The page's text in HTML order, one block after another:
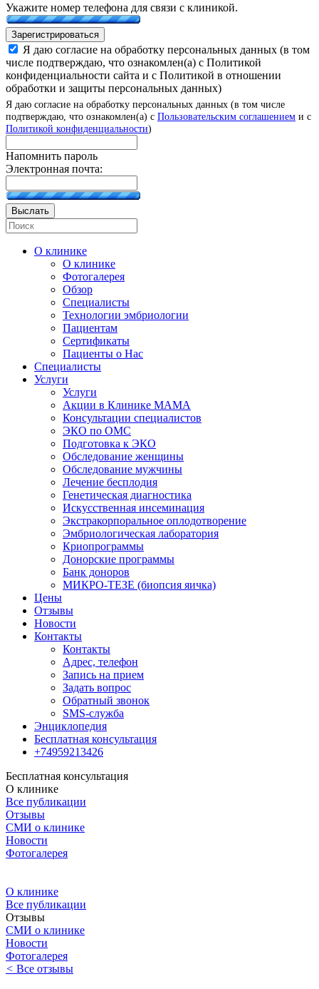
Укажите номер телефона для связи с клиникой.
Зарегистрироваться
Я даю согласие на обработку персональных данных (в том
числе подтверждаю, что ознакомлен(а) с Политикой
конфиденциальности сайта и с Политикой в отношении
обработки и защиты персональных данных)
Я даю согласие на обработку персональных данных (в том числе
подтверждаю, что ознакомлен(а) с Пользовательским соглашением и с
Политикой конфиденциальности)
Напомнить пароль
Электронная почта:
Выслать
О клинике
О клинике
Фотогалерея
Обзор
Специалисты
Технологии эмбриологии
Пациентам
Сертификаты
Пациенты о Нас
Специалисты
Услуги
Услуги
Акции в Клинике МАМА
Консультации специалистов
ЭКО по ОМС
Подготовка к ЭКО
Обследование женщины
Обследование мужчины
Лечение бесплодия
Генетическая диагностика
Искусственная инсеминация
Экстракорпоральное оплодотворение
Эмбриологическая лаборатория
Криопрограммы
Донорские программы
Банк доноров
МИКРО-ТЕЗЕ (биопсия яичка)
Цены
Отзывы
Новости
Контакты
Контакты
Адрес, телефон
Запись на прием
Задать вопрос
Обратный звонок
SMS-служба
Энциклопедия
Бесплатная консультация
+74959213426
Бесплатная консультация
О клинике
Все публикации
Отзывы
СМИ о клинике
Новости
Фотогалерея
О клинике
Все публикации
Отзывы
СМИ о клинике
Новости
Фотогалерея
< Все отзывы